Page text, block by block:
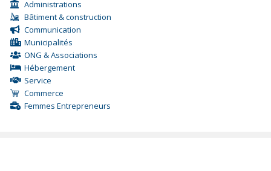
Administrations
Bâtiment & construction
Communication
Municipalités
ONG & Associations
Hébergement
Service
Commerce
Femmes Entrepreneurs